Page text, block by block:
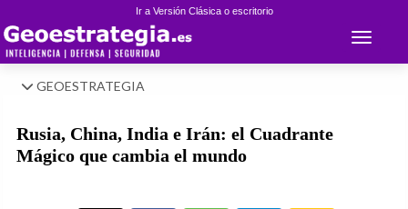
Ir a Versión Clásica o escritorio
Toggle
GEOESTRATEGIA
Rusia, China, India e Irán: el Cuadrante
Mágico que cambia el mundo